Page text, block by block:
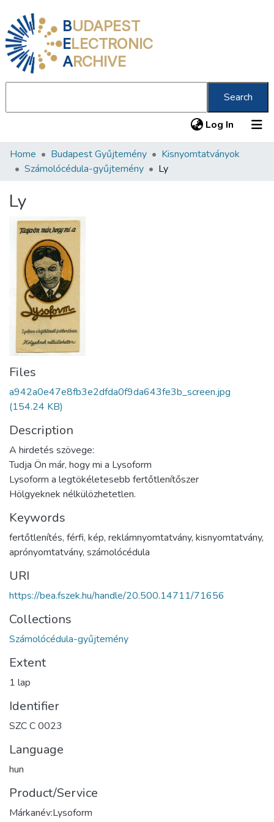
BUDAPEST
ELECTRONIC
ARCHIVE
Search
Log In (current)
Communities & Collections
Statistics
About us
Home Budapest Gyűjtemény
Kisnyomtatványok
Számolócédula-gyűjtemény
Ly
Ly
Files
a942a0e47e8fb3e2dfda0f9da643fe3b_screen.jpg
(154.24 KB)
Description
A hirdetés szövege:
Tudja Ön már, hogy mi a Lysoform
Lysoform a legtökéletesebb fertőtlenítőszer
Hölgyeknek nélkülözhetetlen.
Keywords
fertőtlenítés, férfi, kép, reklámnyomtatvány, kisnyomtatvány,
aprónyomtatvány, számolócédula
URI
https://bea.fszek.hu/handle/20.500.14711/71656
Collections
Számolócédula-gyűjtemény
Extent
1 lap
Identifier
SZC C 0023
Language
hun
Product/Service
Márkanév:Lysoform